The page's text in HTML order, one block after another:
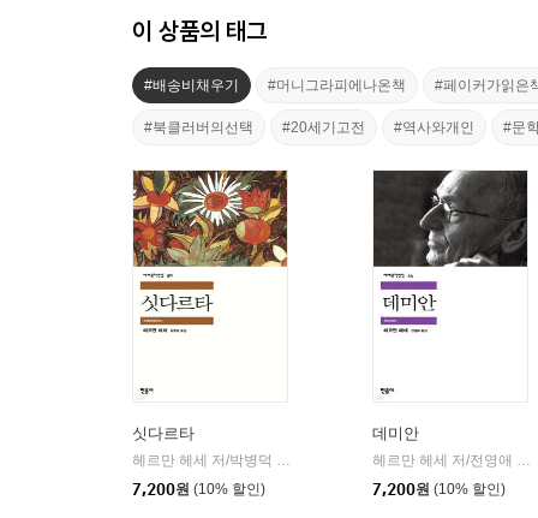
이 상품의 태그
#배송비채우기 #머니그라피에나온책 #페이커가읽은
#북클러버의선택 #20세기고전 #역사와개인 #문
싯다르타
헤르만 헤세 저/박병덕 역
7,200원 (10% 할인)
데미안
헤르만 헤세 저/전영애 역
7,200원 (10% 할인)